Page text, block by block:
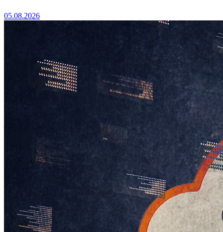
05.08.2026